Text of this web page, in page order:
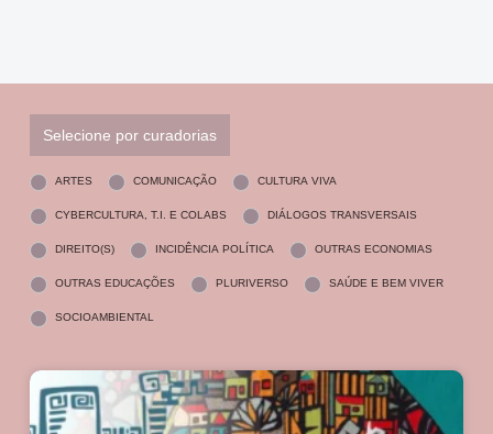
Selecione por curadorias
ARTES COMUNICAÇÃO CULTURA VIVA
CYBERCULTURA, T.I. E COLABS DIÁLOGOS TRANSVERSAIS
DIREITO(S) INCIDÊNCIA POLÍTICA OUTRAS ECONOMIAS
OUTRAS EDUCAÇÕES PLURIVERSO SAÚDE E BEM VIVER
SOCIOAMBIENTAL